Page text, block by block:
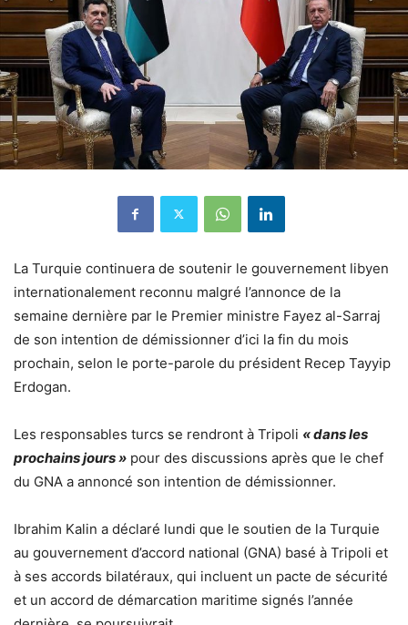
La Turquie continuera de soutenir le gouvernement libyen
internationalement reconnu malgré l’annonce de la
semaine dernière par le Premier ministre Fayez al-Sarraj
de son intention de démissionner d’ici la fin du mois
prochain, selon le porte-parole du président Recep Tayyip
Erdogan.
Les responsables turcs se rendront à Tripoli « dans les
prochains jours » pour des discussions après que le chef
du GNA a annoncé son intention de démissionner.
Ibrahim Kalin a déclaré lundi que le soutien de la Turquie
au gouvernement d’accord national (GNA) basé à Tripoli et
à ses accords bilatéraux, qui incluent un pacte de sécurité
et un accord de démarcation maritime signés l’année